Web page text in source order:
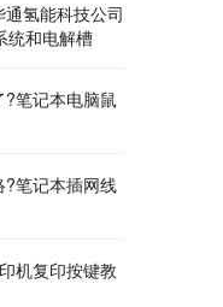
氢能科技公司
统和电解槽
笔记本电脑鼠
笔记本插网线
机复印按键教